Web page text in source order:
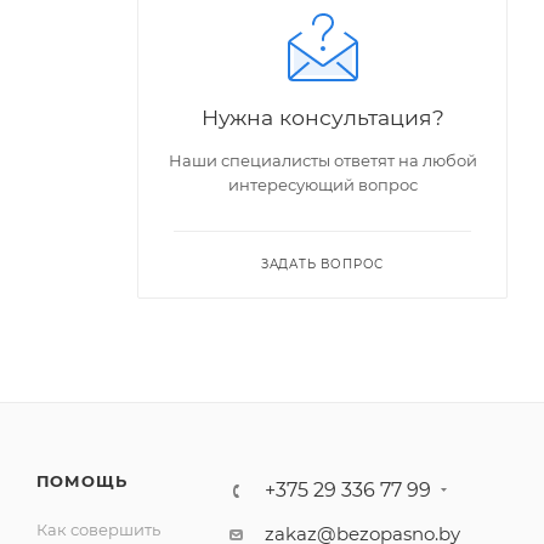
Нужна консультация?
Наши специалисты ответят на любой
интересующий вопрос
ЗАДАТЬ ВОПРОС
ПОМОЩЬ
Как совершить
+375 29 336 77 99
zakaz@bezopasno.by